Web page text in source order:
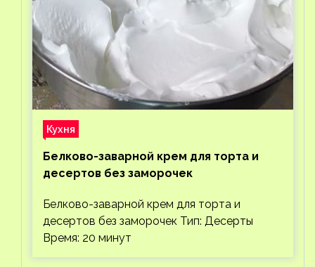
Кухня
Белково-заварной крем для торта и
десертов без заморочек
Белково-заварной крем для торта и
десертов без заморочек Тип: Десерты
Время: 20 минут